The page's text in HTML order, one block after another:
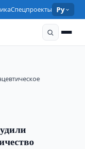
Спецпроекты Ру